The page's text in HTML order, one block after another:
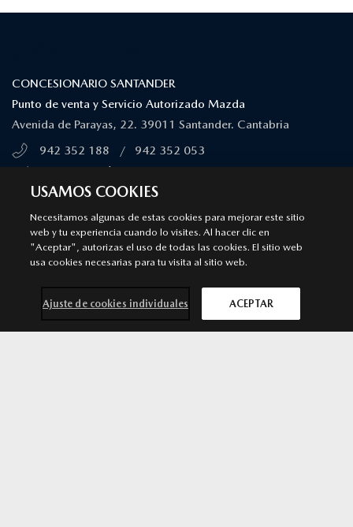
CONCESIONARIO SANTANDER
Punto de venta y Servicio Autorizado Mazda
Avenida de Parayas, 22. 39011 Santander. Cantabria
942 352 188
/
942 352 053
TALLER SANTANDER
Servicio Autorizado Mazda
C/ Rio Miera, 12. 39011 Santander. Cantabria
942 352 053
USAMOS COOKIES
Necesitamos algunas de estas cookies para mejorar este sitio
web y tu experiencia cuando lo visites. Al hacer clic en
"Aceptar", autorizas el uso de todas las cookies. El sitio web
usa cookies necesarias para tu visita al sitio web.
Ajuste de cookies individuales ACEPTAR